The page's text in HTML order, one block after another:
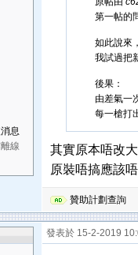
息
線
第一帖的
如此說來
我試過把
後果：
由差氣一
每一槍打
其實原本唔改
原裝唔搞應該
贊助計劃查詢
發表於 15-2-2019